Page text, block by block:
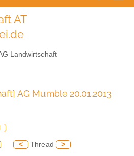
AT
Landwirtschaft
AG Mumble 20.01.2013
< Thread >